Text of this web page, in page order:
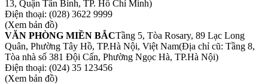
13, Quận Tân Bình, TP. Hồ Chí Minh)
Điện thoại: (028) 3622 9999
(Xem bản đồ)
VĂN PHÒNG MIỀN BẮCTầng 5, Tòa Rosary, 89 Lạc Long
Quân, Phường Tây Hồ, TP.Hà Nội, Việt Nam(Địa chỉ cũ: Tầng 8,
Tòa nhà số 381 Đội Cấn, Phường Ngọc Hà, TP.Hà Nội)
Điện thoại: (024) 35 123456
(Xem bản đồ)